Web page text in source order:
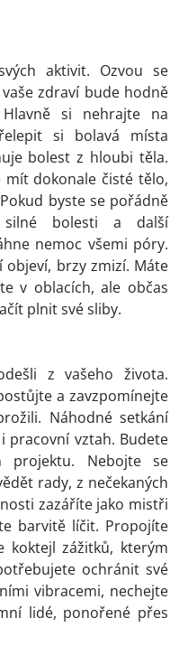
aktivit. Ozvou se
zdraví bude hodně
si nehrajte na
si bolavá místa
bolest z hloubi těla.
dokonale čisté tělo,
byste se pořádně
bolesti a další
nemoc všemi póry.
objeví, brzy zmizí. Máte
v oblacích, ale občas
plnit své sliby.
z vašeho života.
a zavzpomínejte
Náhodné setkání
pracovní vztah. Budete
projektu. Nebojte se
rady, z nečekaných
zazáříte jako mistři
barvitě líčit. Propojíte
koktejl zážitků, kterým
ochránit své
vibracemi, nechejte
lidé, ponořené přes